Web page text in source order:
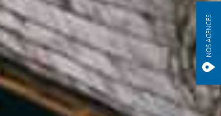
NOS AGENCES